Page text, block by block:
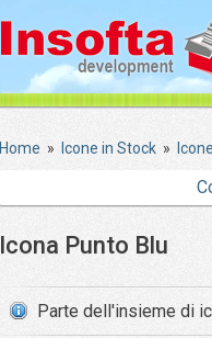
Home » Icone in Stock »
Icona Punto Blu
Parte dell'insieme di